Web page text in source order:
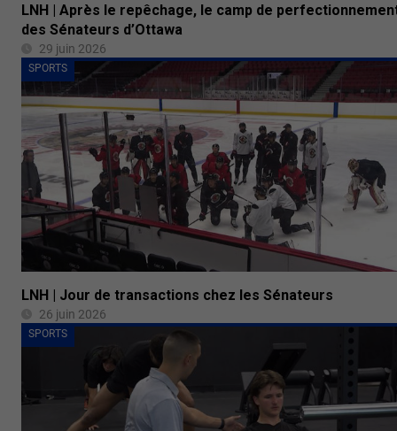
LNH | Après le repêchage, le camp de
des Sénateurs d’Ottawa
29 juin 2026
SPORTS
LNH | Jour de transactions chez les Sénateurs
26 juin 2026
SPORTS